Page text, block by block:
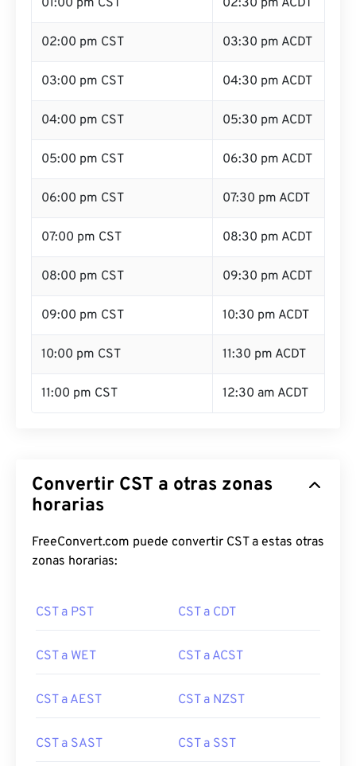
01:00 pm CST 02:30 pm ACDT
02:00 pm CST 03:30 pm ACDT
03:00 pm CST 04:30 pm ACDT
04:00 pm CST 05:30 pm ACDT
05:00 pm CST 06:30 pm ACDT
06:00 pm CST 07:30 pm ACDT
07:00 pm CST 08:30 pm ACDT
08:00 pm CST 09:30 pm ACDT
09:00 pm CST 10:30 pm ACDT
10:00 pm CST 11:30 pm ACDT
11:00 pm CST 12:30 am ACDT
Convertir CST a otras zonas
horarias
FreeConvert.com puede convertir CST a estas otras
zonas horarias:
CST a PST CST a CDT
CST a WET CST a ACST
CST a AEST CST a NZST
CST a SAST CST a SST